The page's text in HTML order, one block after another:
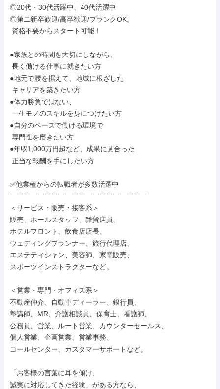
◎20代・30代活躍中、40代活躍中
◎第二新卒歓迎/高卒歓迎/ブランクOK。
●家族との時間を大切にしながら、
●地元で腰を据えて、地域に根ざした
●体力勝負ではない、
●自分のペースで働ける環境で
●年収1,000万円超など、成果に見合った
✅他業種からの転職者が多数活躍中
￣￣￣￣￣￣￣￣￣￣￣￣￣￣￣￣￣￣￣￣
＜サービス・販売・接客系＞
販売、ホールスタッフ、雑貨店員、
ホテルフロント、飲食店店長、
ウェディングプランナー、旅行代理店、
エステティシャン、美容師、家電販売、
スポーツインストラクターなど。
＜営業・専門・オフィス系＞
不動産仲介、自動車ディーラー、銀行員、
塾講師、MR、介護相談員、保育士、看護師、
公務員、営業、ルート営業、カウンターセールス、
個人営業、企画営業、営業事務、
コールセンター、カスタマーサポートなど。
「お客様の言葉に耳を傾け、
誠実に対応してきた経験」がある方なら、